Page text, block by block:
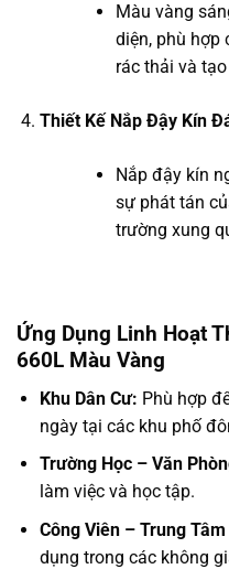
Màu vàng
diện, phù hợp
rác thải và
Thiết Kế Nắp Đậy Kín
Nắp đậy kín
sự phát tán
trường xung
Ứng Dụng Linh Hoạt
660L Màu Vàng
Khu Dân Cư: Phù hợp
ngày tại các khu phố
Trường Học – Văn
làm việc và học tập.
Công Viên – Trung
dụng trong các không